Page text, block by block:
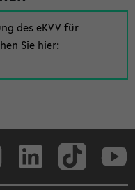
des eKVV für
Sie hier: